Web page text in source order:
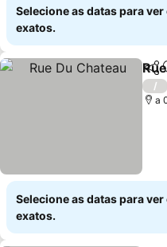
Selecione as datas para
exatos.
/
a
Selecione as datas para
exatos.